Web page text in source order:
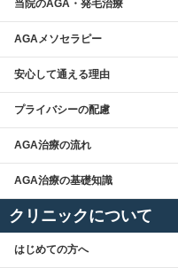
当院のAGA・発毛治療
AGAメソセラピー
安心して通える理由
プライバシーの配慮
AGA治療の流れ
AGA治療の基礎知識
クリニックについて
はじめての方へ